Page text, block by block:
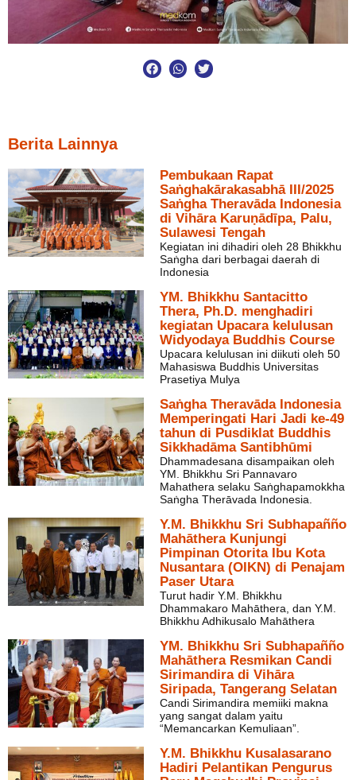
Berita Lainnya
Pembukaan Rapat
Saṅghakārakasabhā III/2025
Saṅgha Theravāda Indonesia
di Vihāra Karuṇādīpa, Palu,
Sulawesi Tengah
Kegiatan ini dihadiri oleh 28 Bhikkhu
Saṅgha dari berbagai daerah di
Indonesia
YM. Bhikkhu Santacitto
Thera, Ph.D. menghadiri
kegiatan Upacara kelulusan
Widyodaya Buddhis Course
Upacara kelulusan ini diikuti oleh 50
Mahasiswa Buddhis Universitas
Prasetiya Mulya
Saṅgha Theravāda Indonesia
Memperingati Hari Jadi ke-49
tahun di Pusdiklat Buddhis
Sikkhadāma Santibhūmi
Dhammadesana disampaikan oleh
YM. Bhikkhu Sri Pannavaro
Mahathera selaku Saṅghapamokkha
Saṅgha Therāvada Indonesia.
Y.M. Bhikkhu Sri Subhapañño
Mahāthera Kunjungi
Pimpinan Otorita Ibu Kota
Nusantara (OIKN) di Penajam
Paser Utara
Turut hadir Y.M. Bhikkhu
Dhammakaro Mahāthera, dan Y.M.
Bhikkhu Adhikusalo Mahāthera
YM. Bhikkhu Sri Subhapañño
Mahāthera Resmikan Candi
Sirimandira di Vihāra
Siripada, Tangerang Selatan
Candi Sirimandira memiiki makna
yang sangat dalam yaitu
“Memancarkan Kemuliaan”.
Y.M. Bhikkhu Kusalasarano
Hadiri Pelantikan Pengurus